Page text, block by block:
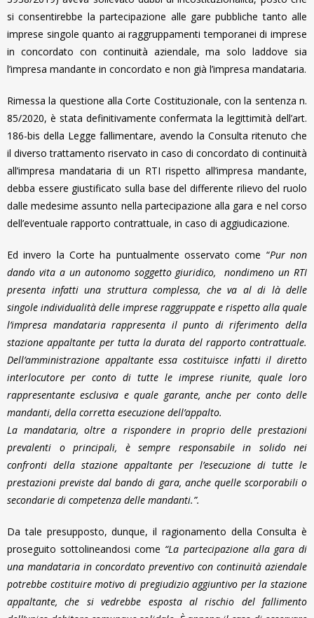
si consentirebbe la partecipazione alle gare pubbliche tanto alle
imprese singole quanto ai raggruppamenti temporanei di imprese
in concordato con continuità aziendale, ma solo laddove sia
l’impresa mandante in concordato e non già l’impresa mandataria.
Rimessa la questione alla Corte Costituzionale, con la sentenza n.
85/2020, è stata definitivamente confermata la legittimità dell’art.
186-bis della Legge fallimentare, avendo la Consulta ritenuto che
il diverso trattamento riservato in caso di concordato di continuità
all’impresa mandataria di un RTI rispetto all’impresa mandante,
debba essere giustificato sulla base del differente rilievo del ruolo
dalle medesime assunto nella partecipazione alla gara e nel corso
dell’eventuale rapporto contrattuale, in caso di aggiudicazione.
Ed invero la Corte ha puntualmente osservato come “Pur non
dando vita a un autonomo soggetto giuridico, nondimeno un RTI
presenta infatti una struttura complessa, che va al di là delle
singole individualità delle imprese raggruppate e rispetto alla quale
l’impresa mandataria rappresenta il punto di riferimento della
stazione appaltante per tutta la durata del rapporto contrattuale.
Dell’amministrazione appaltante essa costituisce infatti il diretto
interlocutore per conto di tutte le imprese riunite, quale loro
rappresentante esclusiva e quale garante, anche per conto delle
mandanti, della corretta esecuzione dell’appalto.
La mandataria, oltre a rispondere in proprio delle prestazioni
prevalenti o principali, è sempre responsabile in solido nei
confronti della stazione appaltante per l’esecuzione di tutte le
prestazioni previste dal bando di gara, anche quelle scorporabili o
secondarie di competenza delle mandanti.”.
Da tale presupposto, dunque, il ragionamento della Consulta è
proseguito sottolineandosi come “La partecipazione alla gara di
una mandataria in concordato preventivo con continuità aziendale
potrebbe costituire motivo di pregiudizio aggiuntivo per la stazione
appaltante, che si vedrebbe esposta al rischio del fallimento